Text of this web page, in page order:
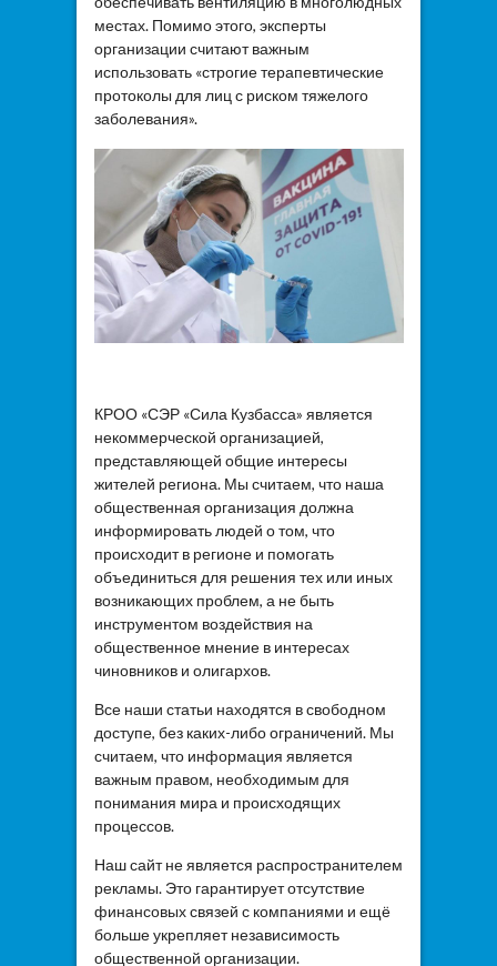
местах. Помимо этого, эксперты
организации считают важным
использовать «строгие терапевтические
протоколы для лиц с риском тяжелого
заболевания».
КРОО «СЭР «Сила Кузбасса» является
некоммерческой организацией,
представляющей общие интересы
жителей региона. Мы считаем, что наша
общественная организация должна
информировать людей о том, что
происходит в регионе и помогать
объединиться для решения тех или иных
возникающих проблем, а не быть
инструментом воздействия на
общественное мнение в интересах
чиновников и олигархов.
Все наши статьи находятся в свободном
доступе, без каких-либо ограничений. Мы
считаем, что информация является
важным правом, необходимым для
понимания мира и происходящих
процессов.
Наш сайт не является распространителем
рекламы. Это гарантирует отсутствие
финансовых связей с компаниями и ещё
больше укрепляет независимость
общественной организации.